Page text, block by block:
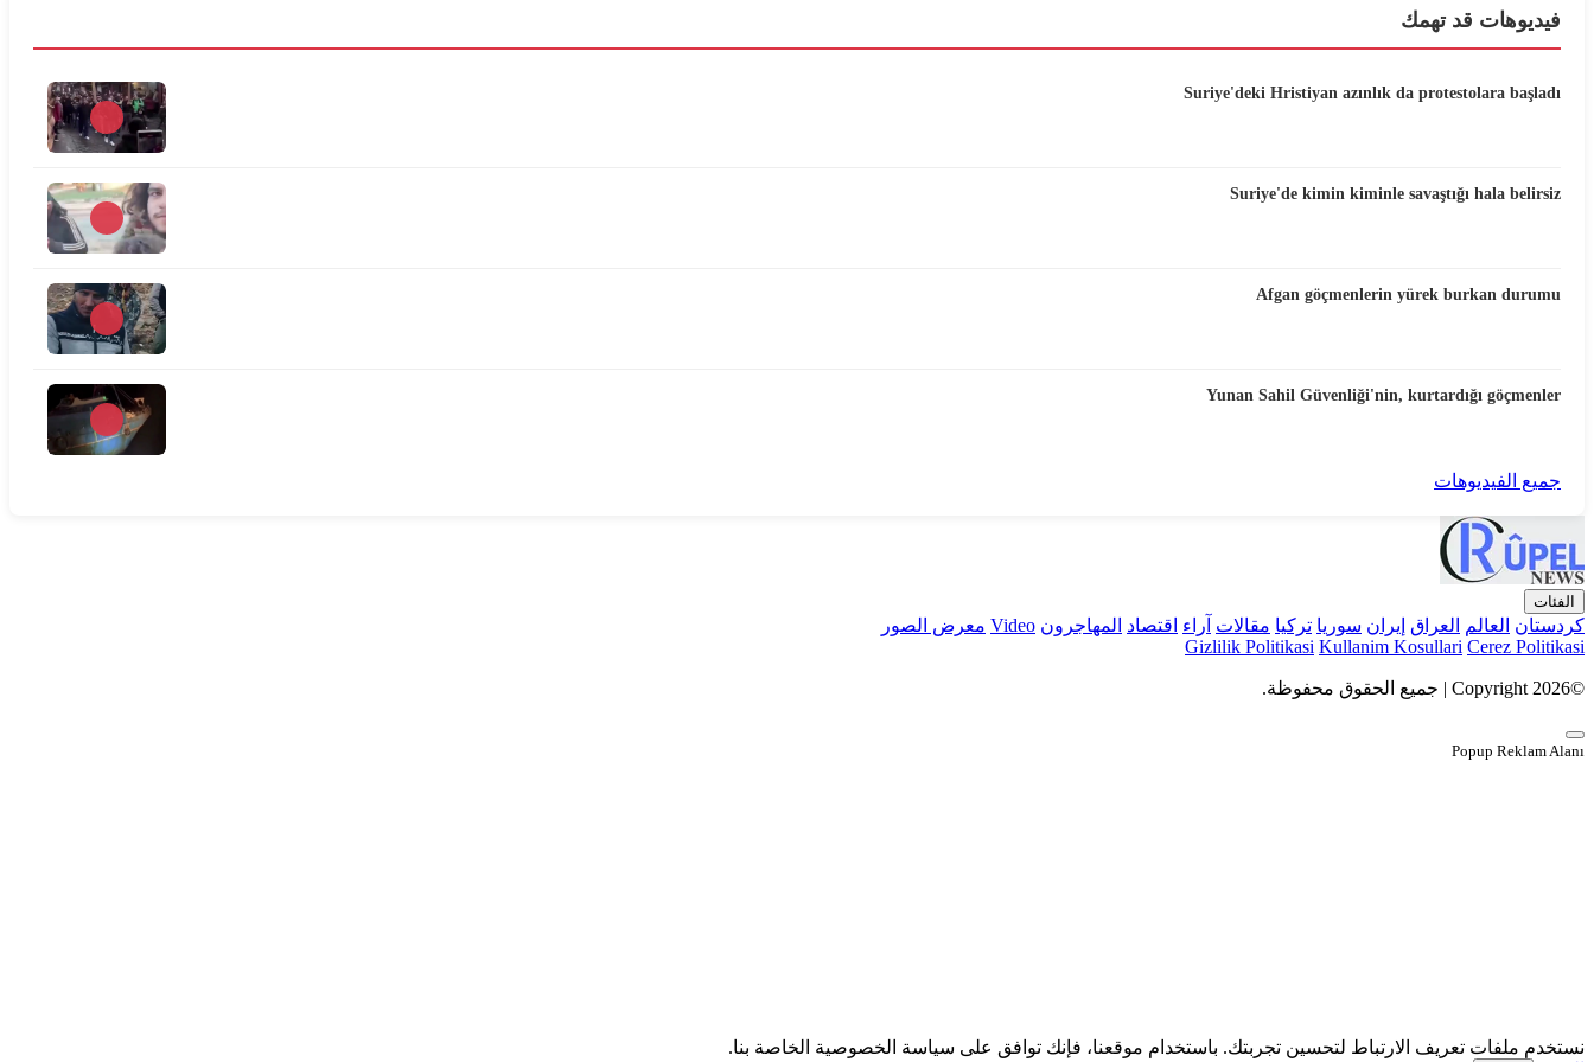
فيديوهات قد تهمك
Suriye'deki Hristiyan azınlık da protestolara başladı
Suriye'de kimin kiminle savaştığı hala belirsiz
Afgan göçmenlerin yürek burkan durumu
Yunan Sahil Güvenliği'nin, kurtardığı göçmenler
جميع الفيديوهات
الفئات
كردستان العالم العراق إيران سوريا تركيا مقالات آراء اقتصاد المهاجرون Video معرض الصور
Gizlilik Politikasi Kullanim Kosullari Cerez Politikasi
©Copyright 2026 | جميع الحقوق محفوظة.
Popup Reklam Alanı
نستخدم ملفات تعريف الارتباط لتحسين تجربتك. باستخدام موقعنا، فإنك توافق على سياسة الخصوصية الخاصة بنا.